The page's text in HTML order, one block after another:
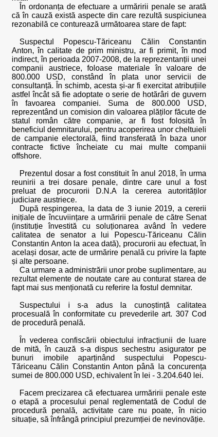
În ordonanța de efectuare a urmăririi penale se arată
că în cauză există aspecte din care rezultă suspiciunea
rezonabilă ce conturează următoarea stare de fapt:
Suspectul Popescu-Tăriceanu Călin Constantin
Anton, în calitate de prim ministru, ar fi primit, în mod
indirect, în perioada 2007-2008, de la reprezentanții unei
companii austriece, foloase materiale în valoare de
800.000 USD, constând în plata unor servicii de
consultanță. În schimb, acesta și-ar fi exercitat atribuțiile
astfel încât să fie adoptate o serie de hotărâri de guvern
în favoarea companiei. Suma de 800.000 USD,
reprezentând un comision din valoarea plăților făcute de
statul român către companie, ar fi fost folosită în
beneficiul demnitarului, pentru acoperirea unor cheltuieli
de campanie electorală, fiind transferată în baza unor
contracte fictive încheiate cu mai multe companii
offshore.
Prezentul dosar a fost constituit în anul 2018, în urma
reunirii a trei dosare penale, dintre care unul a fost
preluat de procurorii D.N.A la cererea autorităților
judiciare austriece.
După respingerea, la data de 3 iunie 2019, a cererii
inițiale de încuviințare a urmăririi penale de către Senat
(instituție învestită cu soluționarea având în vedere
calitatea de senator a lui Popescu-Tăriceanu Călin
Constantin Anton la acea dată), procurorii au efectuat, în
același dosar, acte de urmărire penală cu privire la fapte
și alte persoane.
Ca urmare a administrării unor probe suplimentare, au
rezultat elemente de noutate care au conturat starea de
fapt mai sus menționată cu referire la fostul demnitar.
Suspectului i s-a adus la cunoștință calitatea
procesuală în conformitate cu prevederile art. 307 Cod
de procedură penală.
În vederea confiscării obiectului infracțiunii de luare
de mită, în cauză s-a dispus sechestru asigurator pe
bunuri imobile aparținând suspectului Popescu-
Tăriceanu Călin Constantin Anton până la concurența
sumei de 800.000 USD, echivalent în lei - 3.204.640 lei.
Facem precizarea că efectuarea urmăririi penale este
o etapă a procesului penal reglementată de Codul de
procedură penală, activitate care nu poate, în nicio
situație, să înfrângă principiul prezumției de nevinovăție.